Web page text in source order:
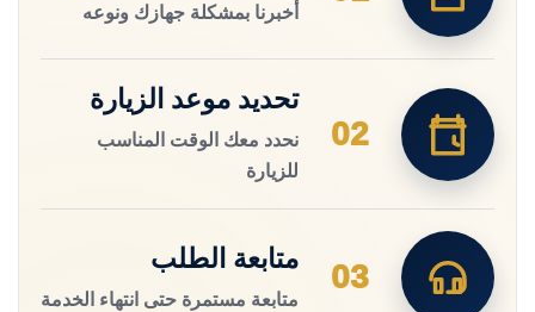
أخبرنا بمشكلة جهازك ونوعه
02
تحديد موعد الزيارة
نحدد معك الوقت المناسب
للزيارة
03
متابعة الطلب
متابعة مستمرة حتى انتهاء الخدمة